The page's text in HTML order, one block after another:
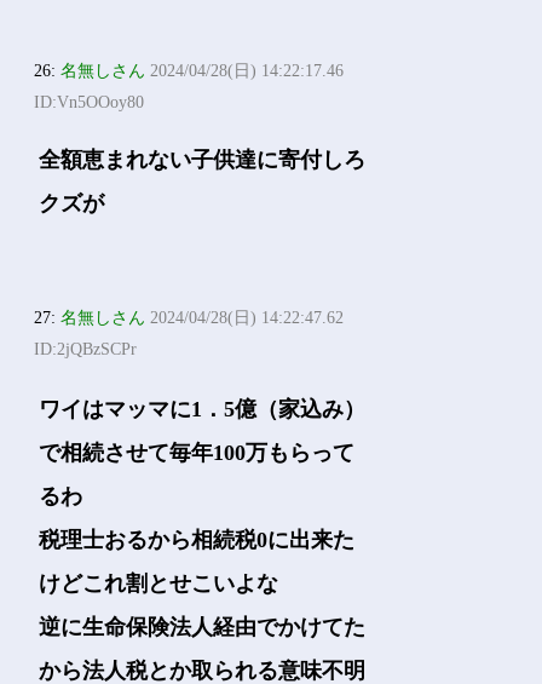
26:名無しさん 2024/04/28(日) 14:22:17.46
ID:Vn5OOoy80
全額恵まれない子供達に寄付しろ
クズが
27:名無しさん 2024/04/28(日) 14:22:47.62
ID:2jQBzSCPr
ワイはマッマに1．5億（家込み）
で相続させて毎年100万もらって
るわ
税理士おるから相続税0に出来た
けどこれ割とせこいよな
逆に生命保険法人経由でかけてた
から法人税とか取られる意味不明